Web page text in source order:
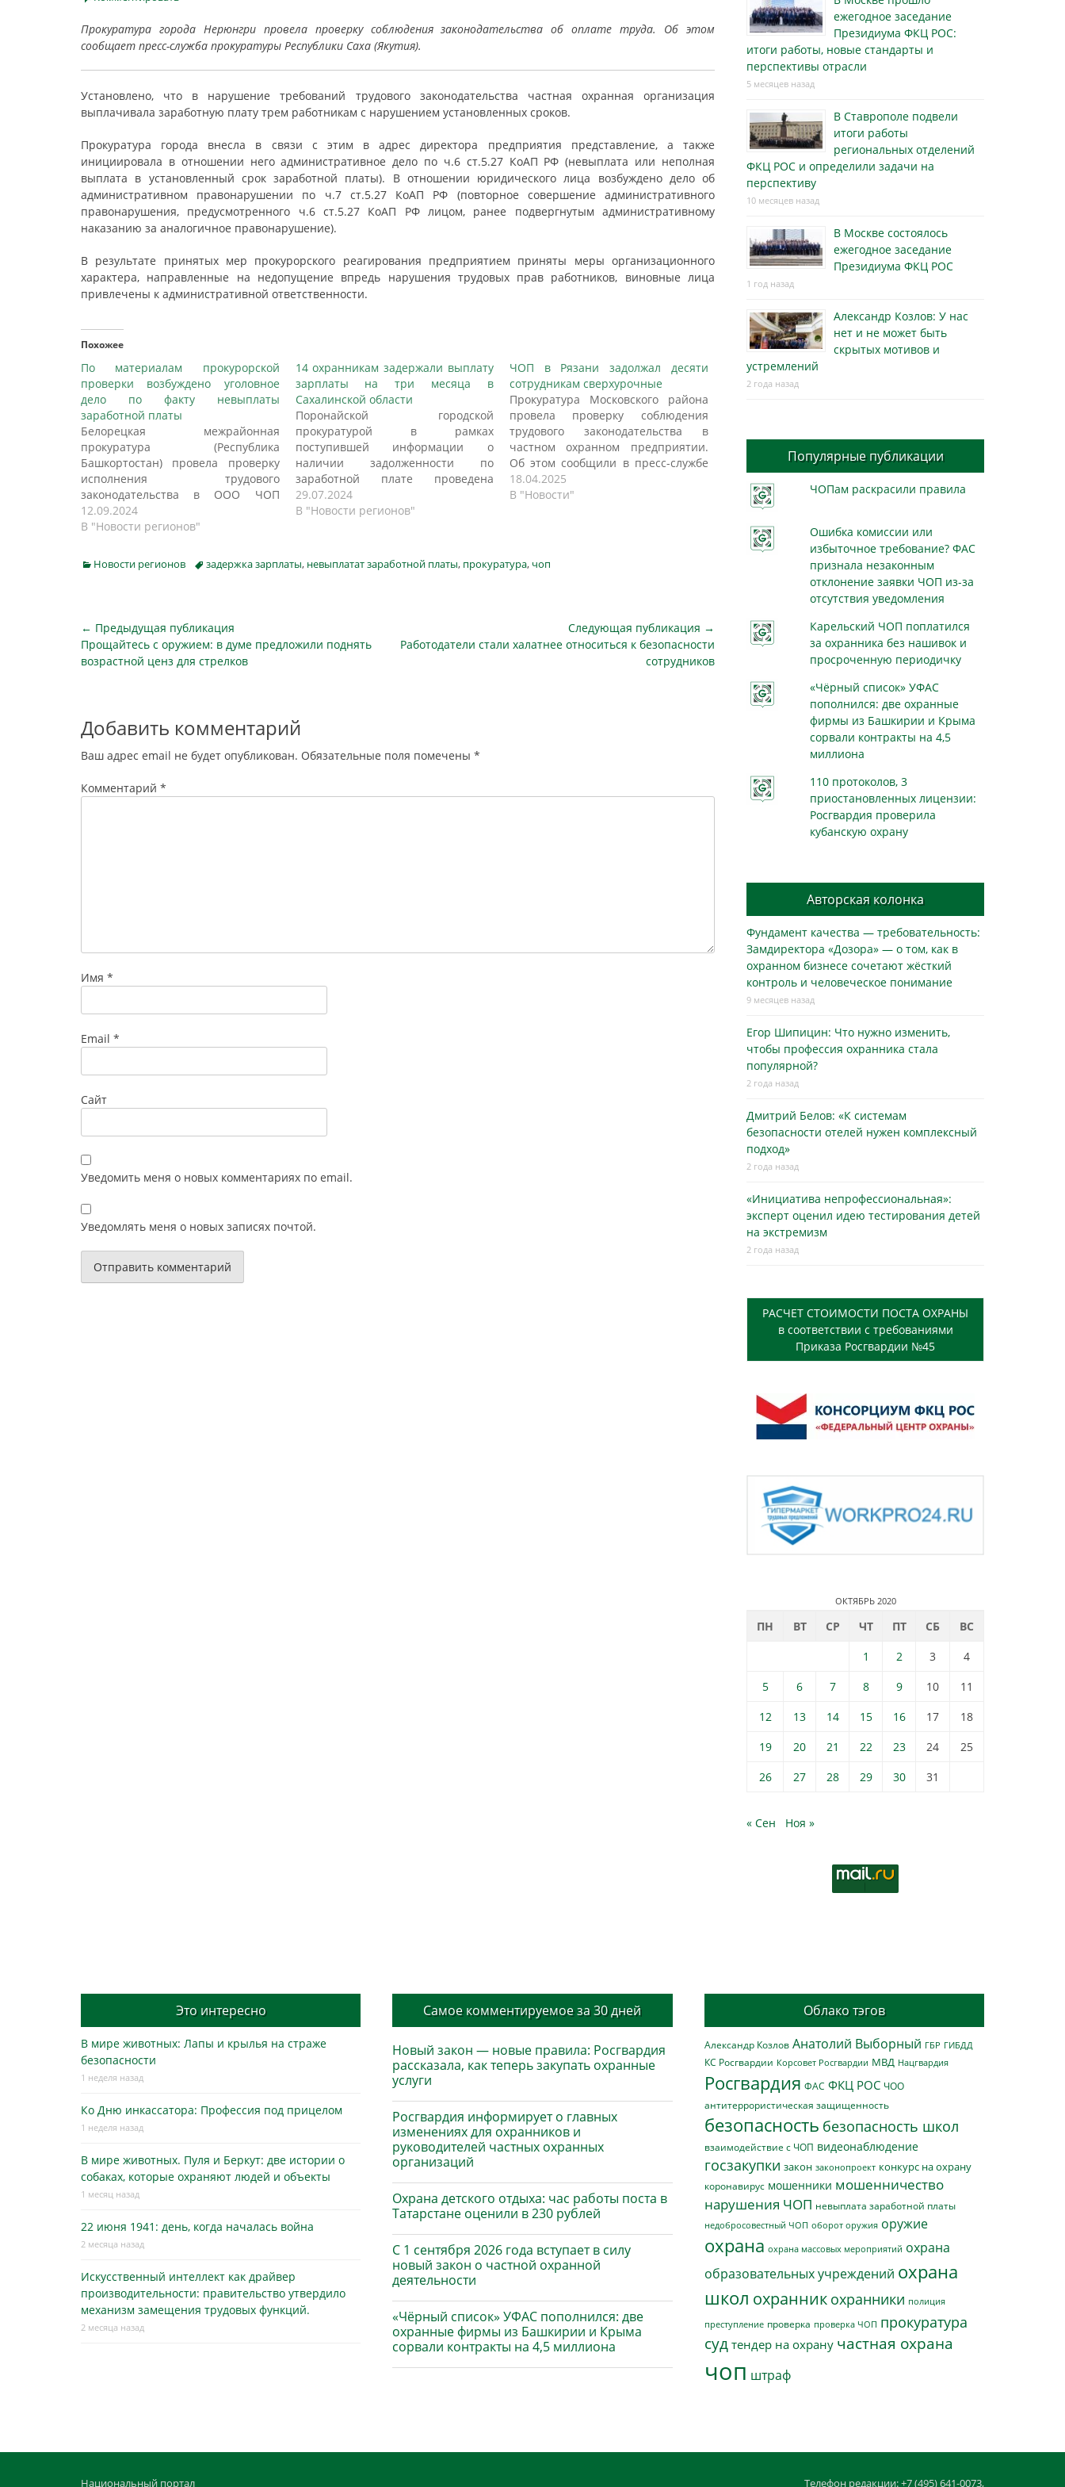
Прокуратура города Нерюнгри провела проверку соблюдения законодательства об оплате труда. Об этом
сообщает пресс-служба прокуратуры Республики Саха (Якутия).
Установлено, что в нарушение требований трудового законодательства частная охранная организация
выплачивала заработную плату трем работникам с нарушением установленных сроков.
Прокуратура города внесла в связи с этим в адрес директора предприятия представление, а также
инициировала в отношении него административное дело по ч.6 ст.5.27 КоАП РФ (невыплата или неполная
выплата в установленный срок заработной платы). В отношении юридического лица возбуждено дело об
административном правонарушении по ч.7 ст.5.27 КоАП РФ (повторное совершение административного
правонарушения, предусмотренного ч.6 ст.5.27 КоАП РФ лицом, ранее подвергнутым административному
наказанию за аналогичное правонарушение).
В результате принятых мер прокурорского реагирования предприятием приняты меры организационного
характера, направленные на недопущение впредь нарушения трудовых прав работников, виновные лица
привлечены к административной ответственности.
Похожее
По материалам прокурорской
проверки возбуждено уголовное
дело по факту невыплаты
заработной платы
Белорецкая межрайонная
прокуратура (Республика
Башкортостан) провела проверку
исполнения трудового
законодательства в ООО ЧОП
«Альфа-Белорецк». Установлено,
что организация с марта по июнь
заработной платы 10 сотрудникам
ниже установленного
образовалась задолженность в
сумме более 440 тыс. рублей.
Прокуратура…
12.09.2024
В "Новости регионов"
14 охранникам задержали выплату
зарплаты на три месяца в
Сахалинской области
Поронайской городской
прокуратурой в рамках
поступившей информации о
наличии задолженности по
заработной плате проведена
проверка соблюдения требований
трудового законодательства в ООО
организации образовалась
задолженность по заработной
фактам незамедлительно
организована…
29.07.2024
В "Новости регионов"
ЧОП в Рязани задолжал десяти
сотрудникам сверхурочные
Прокуратура Московского района
провела проверку соблюдения
трудового законодательства в
частном охранном предприятии.
Об этом сообщили в пресс-службе
Прокуратуры Рязанской области.
Установлено, что в нарушение
работу на общую сумму более 90
организации, в…
18.04.2025
В "Новости"
Categories
Новости регионов Tagsзадержка зарплаты, невыплатат заработной платы, прокуратура, чоп
Навигация
по
← Предыдущая публикация
Предыдущая
публикация
Прощайтесь с оружием: в думе предложили поднять
возрастной ценз для стрелков
Следующая публикация →
Следующая
Работодатели стали халатнее относиться к безопасности
сотрудников
Добавить комментарий
Ваш адрес email не будет опубликован. Обязательные поля помечены *
Комментарий *
Имя *
Email *
Сайт
Уведомить меня о новых комментариях по email.
Уведомлять меня о новых записях почтой.
ежегодное заседание
Президиума ФКЦ РОС:
итоги работы, новые стандарты и
перспективы отрасли
5 месяцев назад
В Ставрополе подвели
итоги работы
региональных отделений
ФКЦ РОС и определили задачи на
перспективу
10 месяцев назад
В Москве состоялось
ежегодное заседание
Президиума ФКЦ РОС
1 год назад
Александр Козлов: У нас
нет и не может быть
скрытых мотивов и
устремлений
2 года назад
Популярные публикации
ЧОПам раскрасили правила
Ошибка комиссии или
избыточное требование? ФАС
признала незаконным
отклонение заявки ЧОП из-за
отсутствия уведомления
Карельский ЧОП поплатился
за охранника без нашивок и
просроченную периодичку
«Чёрный список» УФАС
пополнился: две охранные
фирмы из Башкирии и Крыма
сорвали контракты на 4,5
миллиона
110 протоколов, 3
приостановленных лицензии:
Росгвардия проверила
кубанскую охрану
Авторская колонка
Фундамент качества — требовательность:
Замдиректора «Дозора» — о том, как в
охранном бизнесe сочетают жёсткий
контроль и человеческое понимание
9 месяцев назад
Егор Шипицин: Что нужно изменить,
чтобы профессия охранника стала
популярной?
2 года назад
Дмитрий Белов: «К системам
безопасности отелей нужен комплексный
подход»
2 года назад
«Инициатива непрофессиональная»:
эксперт оценил идею тестирования детей
на экстремизм
2 года назад
РАСЧЕТ СТОИМОСТИ ПОСТА ОХРАНЫ
в соответствии с требованиями
Приказа Росгвардии №45
ОКТЯБРЬ 2020
ПН ВТ СР ЧТ ПТ СБ
ВС
1
2 3
4
5
6 7 8 9 10
11
12
13 14 15 16 17
18
19
20 21 22 23 24
25
26
27 28 29 30 31
« Сен Ноя »
Это интересно
В мире животных: Лапы и крылья на страже
безопасности
1 неделя назад
Ко Дню инкассатора: Профессия под прицелом
1 неделя назад
В мире животных. Пуля и Беркут: две истории о
собаках, которые охраняют людей и объекты
1 месяц назад
22 июня 1941: день, когда началась война
2 месяца назад
Искусственный интеллект как драйвер
производительности: правительство утвердило
механизм замещения трудовых функций.
2 месяца назад
Самое комментируемое за 30 дней
Новый закон — новые правила: Росгвардия
рассказала, как теперь закупать охранные
услуги
Росгвардия информирует о главных
изменениях для охранников и
руководителей частных охранных
организаций
Охрана детского отдыха: час работы поста в
Татарстане оценили в 230 рублей
С 1 сентября 2026 года вступает в силу
новый закон о частной охранной
деятельности
«Чёрный список» УФАС пополнился: две
охранные фирмы из Башкирии и Крыма
сорвали контракты на 4,5 миллиона
Облако тэгов
Александр Козлов Анатолий Выборный ГБР ГИБДД
КС Росгвардии Корсовет Росгвардии МВД Нацгвардия
Росгвардия ФАС ФКЦ РОС ЧОО
антитеррористическая защищенность
безопасность безопасность школ
взаимодействие с ЧОП видеонаблюдение
госзакупки закон законопроект конкурс на охрану
коронавирус мошенники мошенничество
нарушения ЧОП невыплата заработной платы
недобросовестный ЧОП оборот оружия оружие
охрана охрана массовых мероприятий охрана
образовательных учреждений охрана
школ охранник охранники полиция
преступление проверка проверка ЧОП прокуратура
суд тендер на охрану частная охрана
чоп штраф
Национальный портал Телефон редакции: +7 (495) 641-0073,